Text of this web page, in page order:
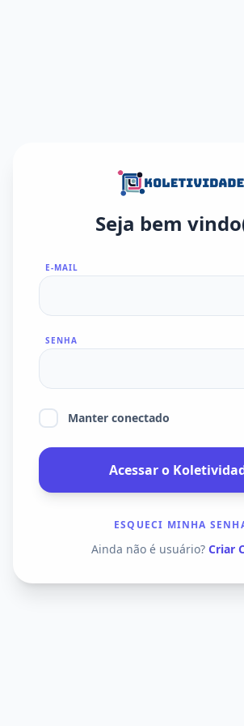
Seja bem
E-MAIL
SENHA
Manter conectado
Acessar o
ESQUECI MINHA
Ainda não é usuário? Criar